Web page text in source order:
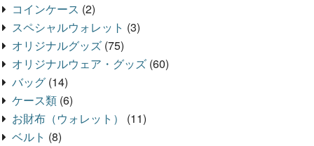
コインケース (2)
スペシャルウォレット (3)
オリジナルグッズ (75)
オリジナルウェア・グッズ (60)
バッグ (14)
ケース類 (6)
お財布（ウォレット）
(11)
ベルト (8)